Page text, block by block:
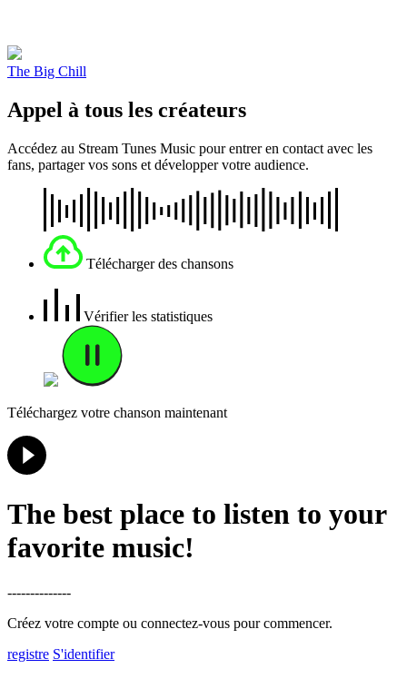
The Big Chill
Appel à tous les créateurs
Accédez au Stream Tunes Music pour entrer en contact avec les
fans, partager vos sons et développer votre audience.
Télécharger des chansons
Vérifier les statistiques
Téléchargez votre chanson maintenant
The best place to listen to your
favorite music!
--------------
Créez votre compte ou connectez-vous pour commencer.
registre S'identifier